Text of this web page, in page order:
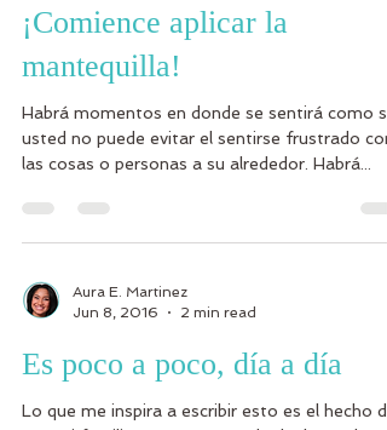
¡Comience aplicar la
mantequilla!
Habrá momentos en donde se sentirá como si
usted no puede evitar el sentirse frustrado con
las cosas o personas a su alrededor. Habrá...
Aura E. Martinez
Jun 8, 2016
2 min read
Es poco a poco, día a día
Lo que me inspira a escribir esto es el hecho de